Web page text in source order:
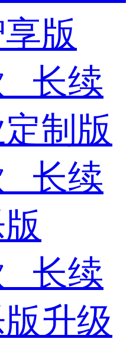
版
长续
制版
长续
长续
升级